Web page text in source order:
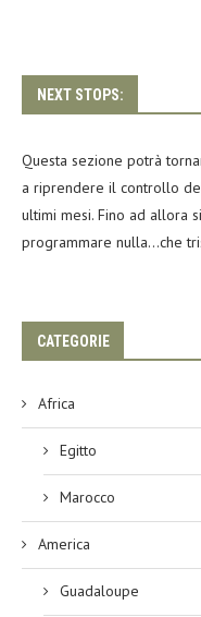
NEXT STOPS:
Questa sezione potrà
a riprendere il controllo
ultimi mesi. Fino ad allora
programmare nulla…che
CATEGORIE
Africa
Egitto
Marocco
America
Guadaloupe